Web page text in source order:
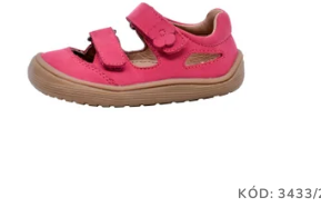
KÓD:3433/